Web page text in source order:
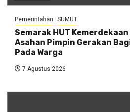
Pemerintahan SUMUT
Semarak HUT
Asahan Pimpin Gerakan
Pada Warga
7 Agustus 2026